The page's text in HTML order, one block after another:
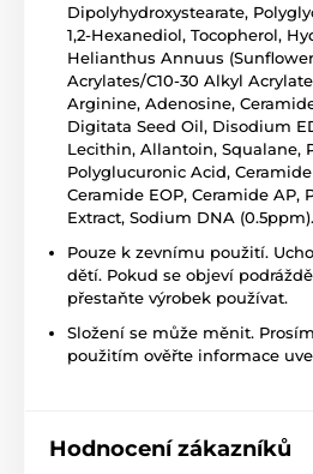
Dipolyhydroxystearate,
1,2-Hexanediol, Tocopherol,
Helianthus Annuus
Acrylates/C10-30 Alkyl
Arginine, Adenosine,
Digitata Seed Oil, Disodium
Lecithin, Allantoin, Squalane,
Polyglucuronic Acid, Ceramide
Ceramide EOP, Ceramide AP,
Extract, Sodium DNA (0.5ppm).
Pouze k zevnímu použití.
dětí. Pokud se objeví
přestaňte výrobek používat.
Složení se může měnit.
použitím ověřte informace
Hodnocení zákazníků